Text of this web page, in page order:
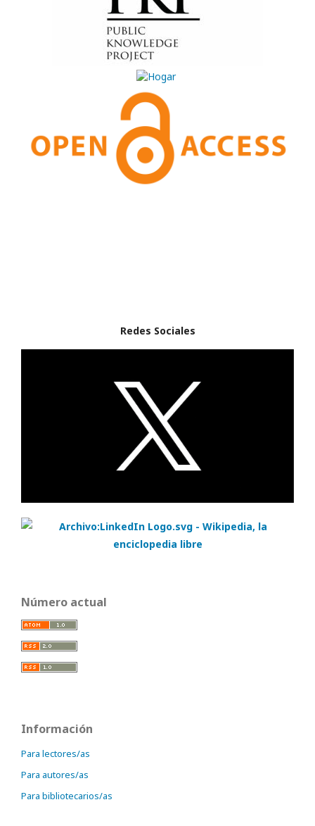
Redes Sociales
Número actual
Información
Para lectores/as
Para autores/as
Para bibliotecarios/as